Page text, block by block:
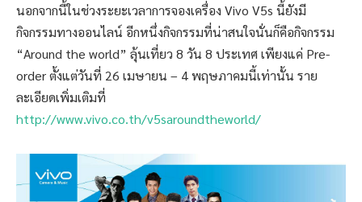
นอกจากนี้ในช่วงระยะเวลาการจองเครื่อง Vivo V5s นี้ยังมี
กิจกรรมทางออนไลน์ อีกหนึ่งกิจกรรมที่น่าสนใจนั่นก็คือกิจกรรม
“Around the world” ลุ้นเที่ยว 8 วัน 8 ประเทศ เพียงแค่ Pre-
order ตั้งแต่วันที่ 26 เมษายน – 4 พฤษภาคมนี้เท่านั้น ราย
ละเอียดเพิ่มเติมที่
http://www.vivo.co.th/v5saroundtheworld/